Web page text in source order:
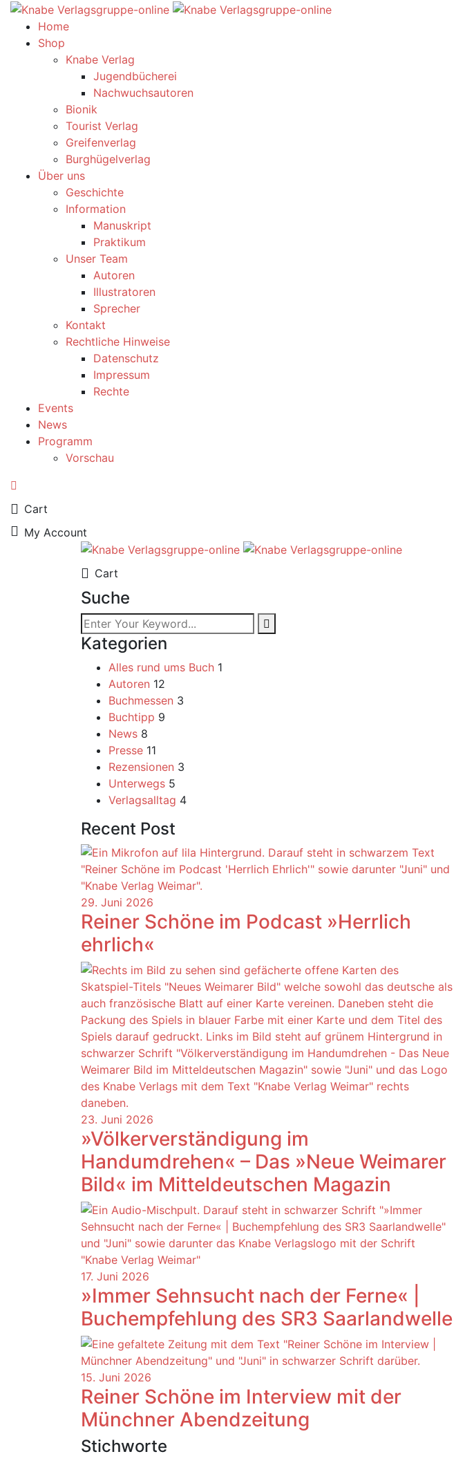
Home
Shop
Knabe Verlag
Jugendbücherei
Nachwuchsautoren
Bionik
Tourist Verlag
Greifenverlag
Burghügelverlag
Über uns
Geschichte
Information
Manuskript
Praktikum
Unser Team
Autoren
Illustratoren
Sprecher
Kontakt
Rechtliche Hinweise
Datenschutz
Impressum
Rechte
Events
News
Programm
Vorschau
Cart
My Account
Cart
Suche
Kategorien
Alles rund ums Buch 1
Autoren 12
Buchmessen 3
Buchtipp 9
News 8
Presse 11
Rezensionen 3
Unterwegs 5
Verlagsalltag 4
Recent Post
29. Juni 2026
Reiner Schöne im Podcast »Herrlich
ehrlich«
23. Juni 2026
»Völkerverständigung im
Handumdrehen« – Das »Neue Weimarer
Bild« im Mitteldeutschen Magazin
17. Juni 2026
»Immer Sehnsucht nach der Ferne« |
Buchempfehlung des SR3 Saarlandwelle
15. Juni 2026
Reiner Schöne im Interview mit der
Münchner Abendzeitung
Stichworte